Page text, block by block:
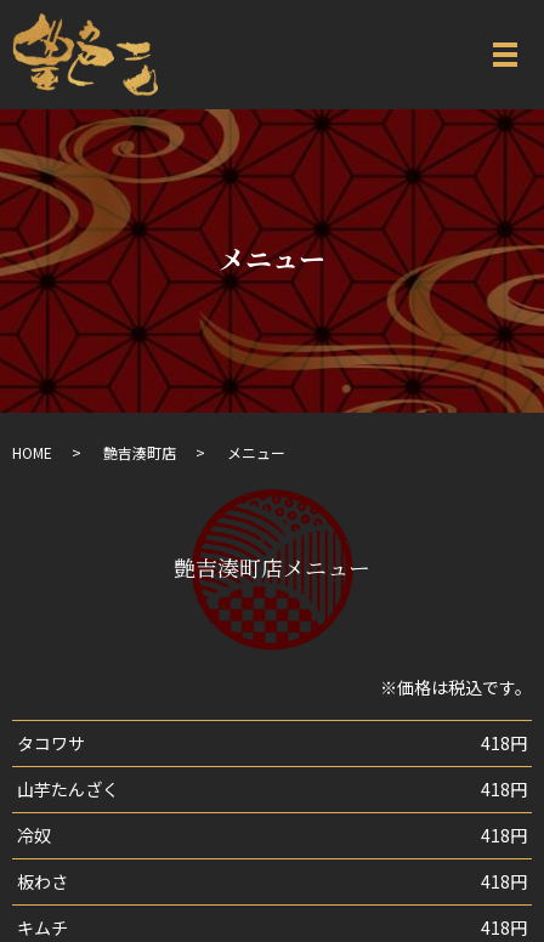
メニュー
HOME 艶吉湊町店 メニュー
艶吉湊町店メニュー
※価格は税込です。
タコワサ
418円
山芋たんざく
418円
冷奴
418円
板わさ
418円
キムチ
418円